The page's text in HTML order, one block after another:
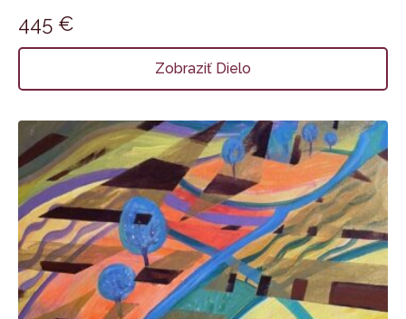
445 €
Zobraziť Dielo